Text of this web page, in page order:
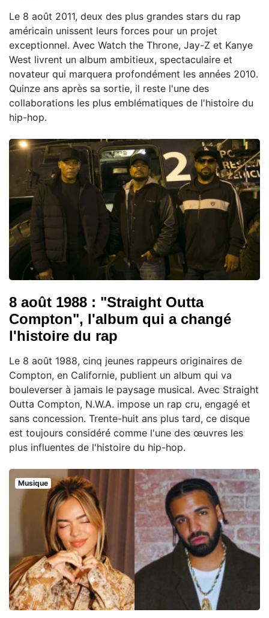
Le 8 août 2011, deux des plus grandes stars du rap
américain unissent leurs forces pour un projet
exceptionnel. Avec Watch the Throne, Jay-Z et Kanye
West livrent un album ambitieux, spectaculaire et
novateur qui marquera profondément les années 2010.
Quinze ans après sa sortie, il reste l'une des
collaborations les plus emblématiques de l'histoire du
hip-hop.
8 août 1988 : "Straight Outta
Compton", l'album qui a changé
l'histoire du rap
Le 8 août 1988, cinq jeunes rappeurs originaires de
Compton, en Californie, publient un album qui va
bouleverser à jamais le paysage musical. Avec Straight
Outta Compton, N.W.A. impose un rap cru, engagé et
sans concession. Trente-huit ans plus tard, ce disque
est toujours considéré comme l'une des œuvres les
plus influentes de l'histoire du hip-hop.
Musique